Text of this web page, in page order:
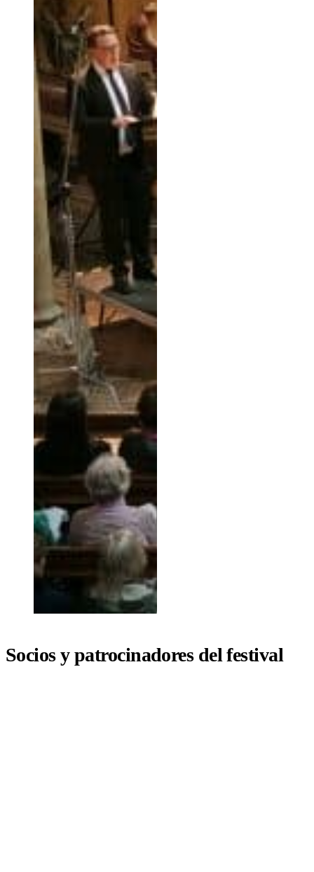
Socios y patrocinadores del festival